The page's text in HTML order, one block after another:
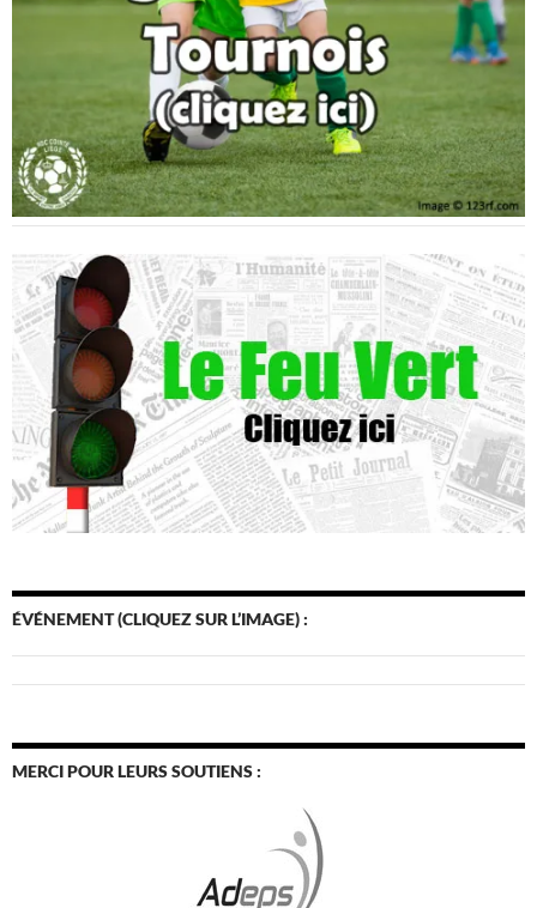
ÉVÉNEMENT (CLIQUEZ SUR L’IMAGE) :
MERCI POUR LEURS SOUTIENS :